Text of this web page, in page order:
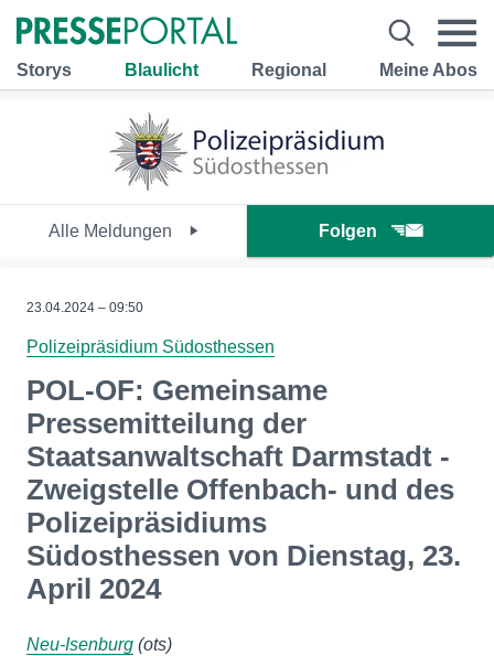
Storys Blaulicht Regional Meine Abos
Alle Meldungen Folgen
23.04.2024 – 09:50
Polizeipräsidium Südosthessen
POL-OF: Gemeinsame
Pressemitteilung der
Staatsanwaltschaft Darmstadt -
Zweigstelle Offenbach- und des
Polizeipräsidiums
Südosthessen von Dienstag, 23.
April 2024
Neu-Isenburg (ots)